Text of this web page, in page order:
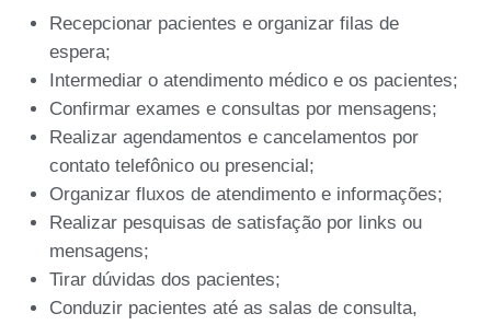
Recepcionar pacientes e organizar filas de
espera;
Intermediar o atendimento médico e os pacientes;
Confirmar exames e consultas por mensagens;
Realizar agendamentos e cancelamentos por
contato telefônico ou presencial;
Organizar fluxos de atendimento e informações;
Realizar pesquisas de satisfação por links ou
mensagens;
Tirar dúvidas dos pacientes;
Conduzir pacientes até as salas de consulta,